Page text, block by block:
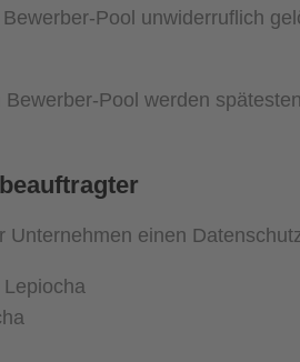
Pool unwiderruflich
Pool werden
Unternehmen einen